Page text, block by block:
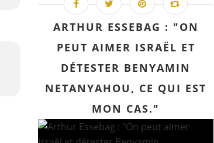
ARTHUR ESSEBAG : "ON
PEUT AIMER ISRAËL ET
DÉTESTER BENYAMIN
NETANYAHOU, CE QUI EST
MON CAS."